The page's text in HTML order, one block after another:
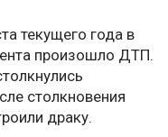
текущего года в
произошло ДТП.
столкновения
драку.